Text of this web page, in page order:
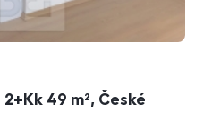
49 m², České